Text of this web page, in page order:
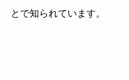
とで知られています。